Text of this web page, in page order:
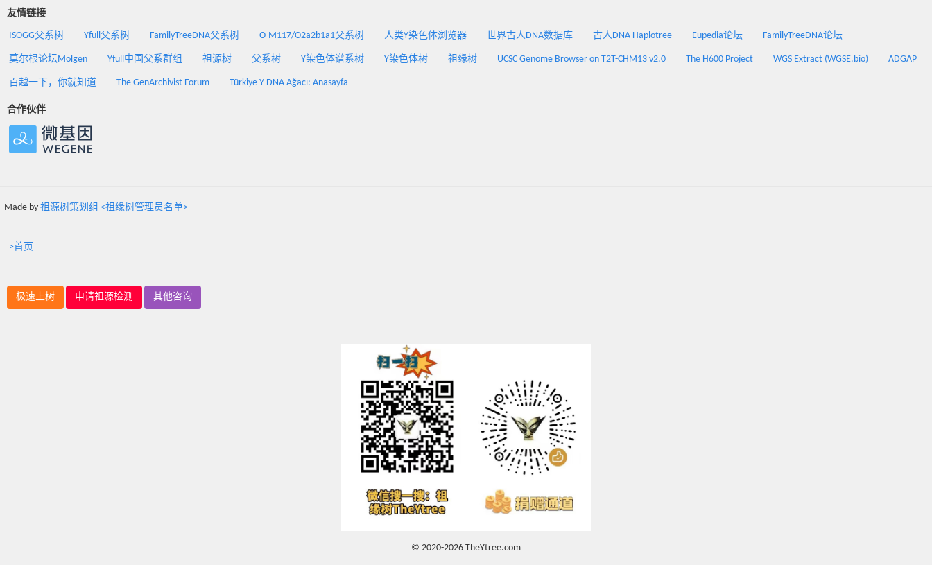
友情链接
ISOGG父系树 Yfull父系树 FamilyTreeDNA父系树 O-M117/O2a2b1a1父系树 人类Y染色体浏览器 世界古人DNA数据库 古人DNA Haplotree Eupedia论坛 FamilyTreeDNA论坛
莫尔根论坛Molgen Yfull中国父系群组 祖源树 父系树 Y染色体谱系树 Y染色体树 祖缘树 UCSC Genome Browser on T2T-CHM13 v2.0 The H600 Project WGS Extract (WGSE.bio) ADGAP
百越一下，你就知道 The GenArchivist Forum Türkiye Y-DNA Ağacı: Anasayfa
合作伙伴
Made by 祖源树策划组 <祖缘树管理员名单>
>首页
极速上树 申请祖源检测 其他咨询
© 2020-2026 TheYtree.com